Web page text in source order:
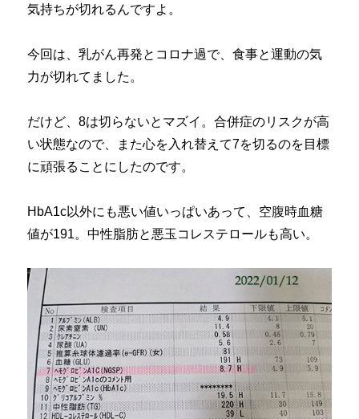
気持ちが切れるんですよ。
今回は、乳がん再発とコロナ過で、食事と運動の気
力が切れてました。
だけど、8は切らないとマズイ。合併症のリスクが高
い状態なので、また心を入れ替えて7を切るのを目標
に頑張ることにしたのです。
HbA1c以外にも悪い値いっぱいあって、空腹時血糖
値が191。中性脂肪と悪玉コレステロールも高い。